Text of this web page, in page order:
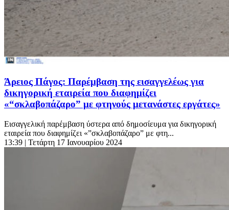
Άρειος Πάγος: Παρέμβαση της εισαγγελέως για
δικηγορική εταιρεία που διαφημίζει
«“σκλαβοπάζαρο” με φτηνούς μετανάστες εργάτες»
Εισαγγελική παρέμβαση ύστερα από δημοσίευμα για δικηγορική
εταιρεία που διαφημίζει «”σκλαβοπάζαρο” με φτη...
13:39 | Τετάρτη 17 Ιανουαρίου 2024